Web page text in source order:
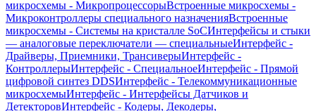
микросхемы - МикропроцессорыВстроенные микросхемы -
Микроконтроллеры специального назначенияВстроенные
микросхемы - Системы на кристалле SoCИнтерфейсы и стыки
— аналоговые переключатели — специальныеИнтерфейс -
Драйверы, Приемники, ТрансиверыИнтерфейс -
КонтроллерыИнтерфейс - СпециальноеИнтерфейс - Прямой
цифровой синтез DDSИнтерфейс - Телекоммуникационные
микросхемыИнтерфейс - Интерфейсы Датчиков и
ДетекторовИнтерфейс - Кодеры, Декодеры,